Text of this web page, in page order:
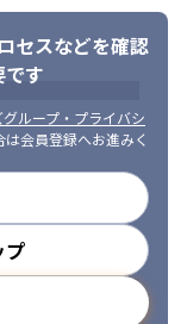
セスなどを確認
す
グループ・プライバシ
会員登録へお進みく